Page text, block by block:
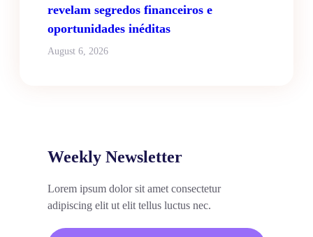
revelam segredos financeiros e
oportunidades inéditas
August 6, 2026
Weekly Newsletter
Lorem ipsum dolor sit amet consectetur
adipiscing elit ut elit tellus luctus nec.